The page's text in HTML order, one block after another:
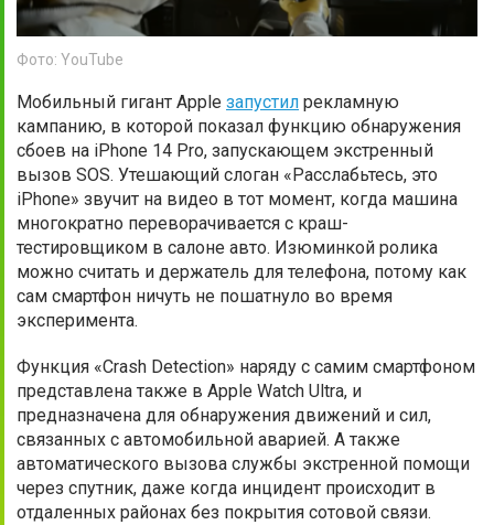
Фото: YouTube
Мобильный гигант Apple запустил рекламную
кампанию, в которой показал функцию обнаружения
сбоев на iPhone 14 Pro, запускающем экстренный
вызов SOS. Утешающий слоган «Расслабьтесь, это
iPhone» звучит на видео в тот момент, когда машина
многократно переворачивается с краш-
тестировщиком в салоне авто. Изюминкой ролика
можно считать и держатель для телефона, потому как
сам смартфон ничуть не пошатнуло во время
эксперимента.
Функция «Crash Detection» наряду с самим смартфоном
представлена также в Apple Watch Ultra, и
предназначена для обнаружения движений и сил,
связанных с автомобильной аварией. А также
автоматического вызова службы экстренной помощи
через спутник, даже когда инцидент происходит в
отдаленных районах без покрытия сотовой связи.